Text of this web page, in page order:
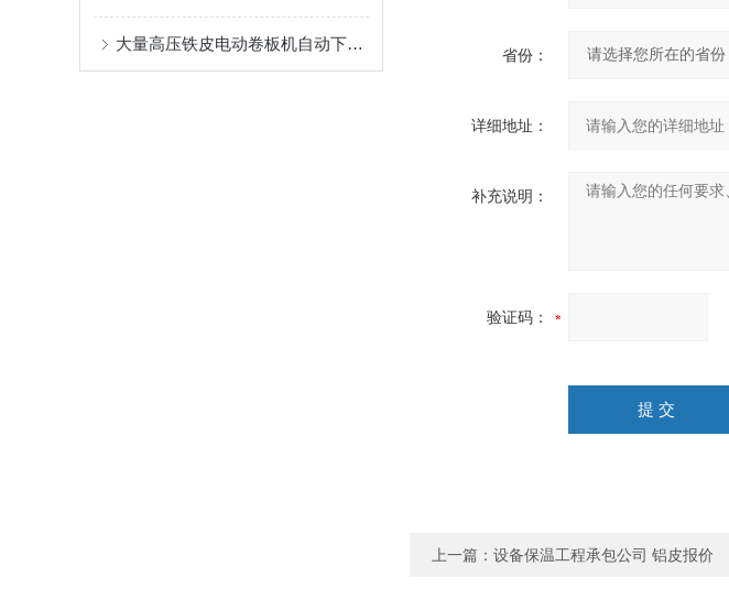
省份：
详细地址：
补充说明：
验证码：
上一篇： 设备保温工程承包公司 铝皮报价
大量高压铁皮电动卷板机自动下料机的技术现状